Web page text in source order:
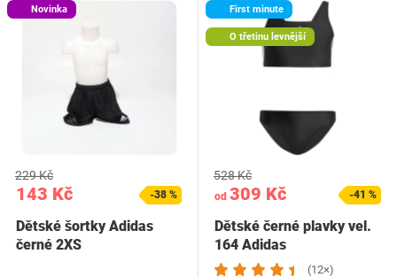
Novinka
143 Kč
229 Kč
-38 %
Dětské šortky Adidas
černé 2XS
First minute
O třetinu levnější
od 309 Kč
528 Kč
-41 %
Dětské černé plavky vel.
164 Adidas
(12×)